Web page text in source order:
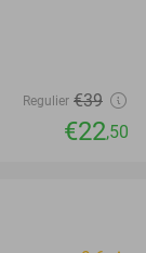
Regulier €39
€22,50